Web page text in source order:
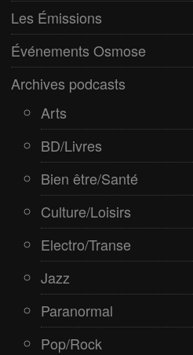
Paranormal
Pop/Rock
Rap
Spiritualité
Les Émissions
Événements Osmose
Archives podcasts
Arts
BD/Livres
Bien être/Santé
Culture/Loisirs
Electro/Transe
Jazz
Paranormal
Pop/Rock